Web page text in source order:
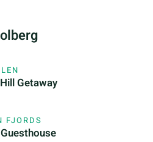
Getaway
FJORDS